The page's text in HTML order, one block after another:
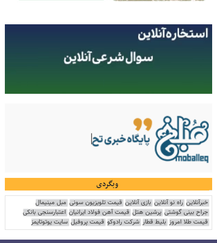
وبگردی
خبرآنلاین راه نو آنلاین بازی آنلاین قیمت تلویزیون سونی مبل مینیمال
جراح بینی گوشتی پرشین هتل قیمت آهن فولاد ایرانیان اعتبارسنجی بانکی
قیمت طلا امروز بلیط قطار شرکت رادوکو قیمت پروفیل سایت یوتوتایمز